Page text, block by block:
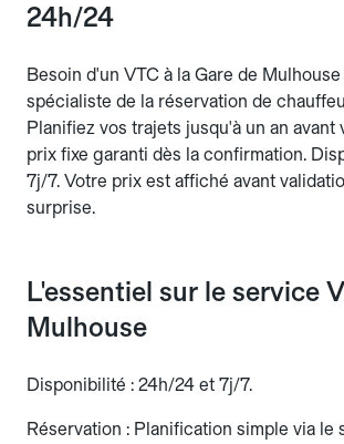
24h/24
Besoin d'un VTC à la Gare de
spécialiste de la réservation de
Planifiez vos trajets jusqu'à un an avant
prix fixe garanti dès la confirmation.
7j/7. Votre prix est affiché avant
surprise.
L'essentiel sur le service
Mulhouse
Disponibilité : 24h/24 et 7j/7.
Réservation : Planification simple via le